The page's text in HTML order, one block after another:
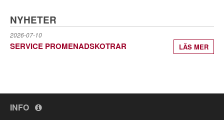
NYHETER
2026-07-10
SERVICE PROMENADSKOTRAR LÄS MER
INFO